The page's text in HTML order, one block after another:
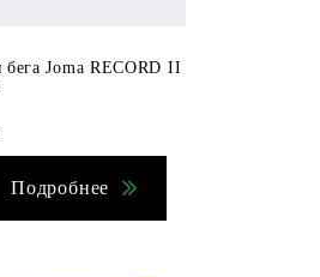
Joma RECORD II
Подробнее